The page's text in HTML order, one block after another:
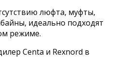
люфта, муфты,
идеально подходят
режиме.